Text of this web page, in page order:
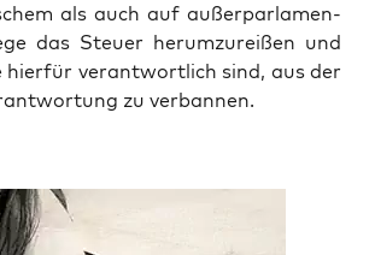
als auch auf außer­par­la­men­
das Steu­er her­um­zu­rei­ßen und
hier­für ver­ant­wort­lich sind, aus der
zu verbannen.